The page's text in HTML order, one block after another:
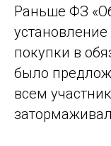
Раньше ФЗ
покупки в
было
всем